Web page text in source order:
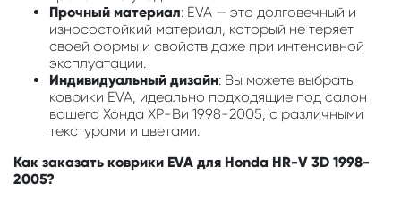
Прочный материал: EVA — это долговечный и
износостойкий материал, который не теряет
своей формы и свойств даже при интенсивной
эксплуатации.
Индивидуальный дизайн: Вы можете выбрать
коврики EVA, идеально подходящие под салон
вашего Хонда ХР-Ви 1998-2005, с различными
текстурами и цветами.
Как заказать коврики EVA для Honda HR-V 3D 1998-
2005?